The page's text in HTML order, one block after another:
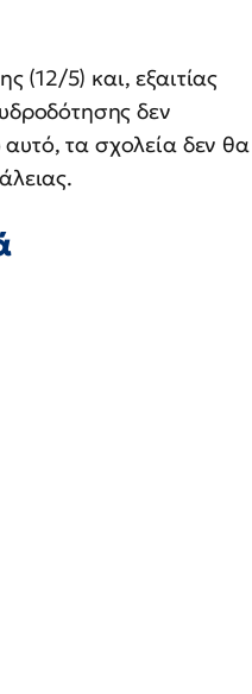
(12/5) και, εξαιτίας
δεν
αυτό, τα σχολεία δεν θα